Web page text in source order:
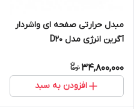
مبدل حرارتی صفحه ای واشردار
آگرین انرژی مدل D20
34,800,000
افزودن به سبد